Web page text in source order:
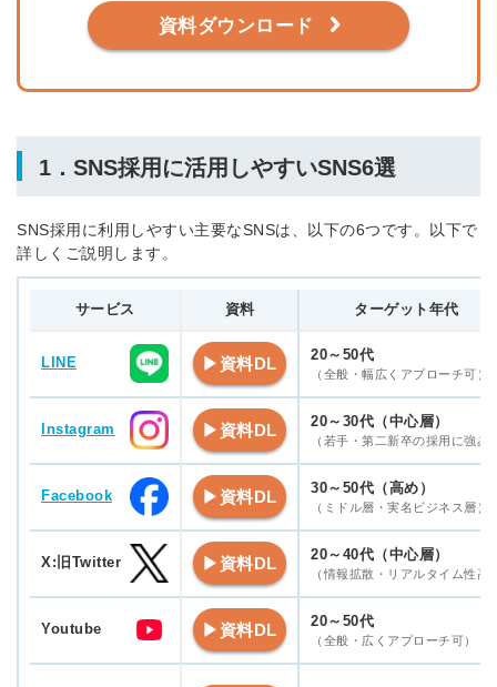
資料ダウンロード
1．SNS採用に活用しやすいSNS6選
SNS採用に利用しやすい主要なSNSは、以下の6つです。以下で
詳しくご説明します。
サービス 資料 ターゲット年代
LINE ▶資料DL 20～50代
（全般・幅広くアプローチ可）
Instagram ▶資料DL 20～30代（中心層）
（若手・第二新卒の採用に強み
Facebook ▶資料DL 30～50代（高め）
（ミドル層・実名ビジネス層）
X:旧Twitter ▶資料DL 20～40代（中心層）
（情報拡散・リアルタイム性高
Youtube ▶資料DL 20～50代
（全般・広くアプローチ可）